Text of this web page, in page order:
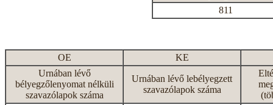
811
OE
KE
Urnában lévő
bélyegzőlenyomat nélküli
szavazólapok száma
Urnában lévő lebélyegzett
szavazólapok száma